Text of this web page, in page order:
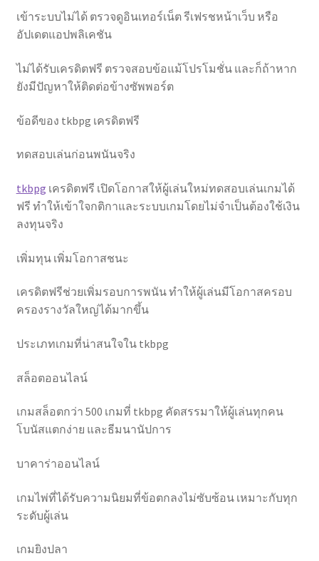
เข้าระบบไม่ได้ ตรวจดูอินเทอร์เน็ต รีเฟรชหน้าเว็บ หรือ
อัปเดตแอปพลิเคชัน
ไม่ได้รับเครดิตฟรี ตรวจสอบข้อแม้โปรโมชั่น และก็ถ้าหาก
ยังมีปัญหาให้ติดต่อข้างซัพพอร์ต
ข้อดีของ tkbpg เครดิตฟรี
ทดสอบเล่นก่อนพนันจริง
tkbpg เครดิตฟรี เปิดโอกาสให้ผู้เล่นใหม่ทดสอบเล่นเกมได้
ฟรี ทำให้เข้าใจกติกาและระบบเกมโดยไม่จำเป็นต้องใช้เงิน
ลงทุนจริง
เพิ่มทุน เพิ่มโอกาสชนะ
เครดิตฟรีช่วยเพิ่มรอบการพนัน ทำให้ผู้เล่นมีโอกาสครอบ
ครองรางวัลใหญ่ได้มากขึ้น
ประเภทเกมที่น่าสนใจใน tkbpg
สล็อตออนไลน์
เกมสล็อตกว่า 500 เกมที่ tkbpg คัดสรรมาให้ผู้เล่นทุกคน
โบนัสแตกง่าย และธีมนานัปการ
บาคาร่าออนไลน์
เกมไพ่ที่ได้รับความนิยมที่ข้อตกลงไม่ซับซ้อน เหมาะกับทุก
ระดับผู้เล่น
เกมยิงปลา